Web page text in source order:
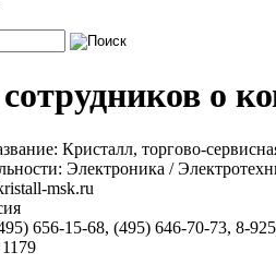
о
Кристалл, торгово-
Электроника /
msk.ru
656-15-68, (495) 646-70-73, 8-
1179